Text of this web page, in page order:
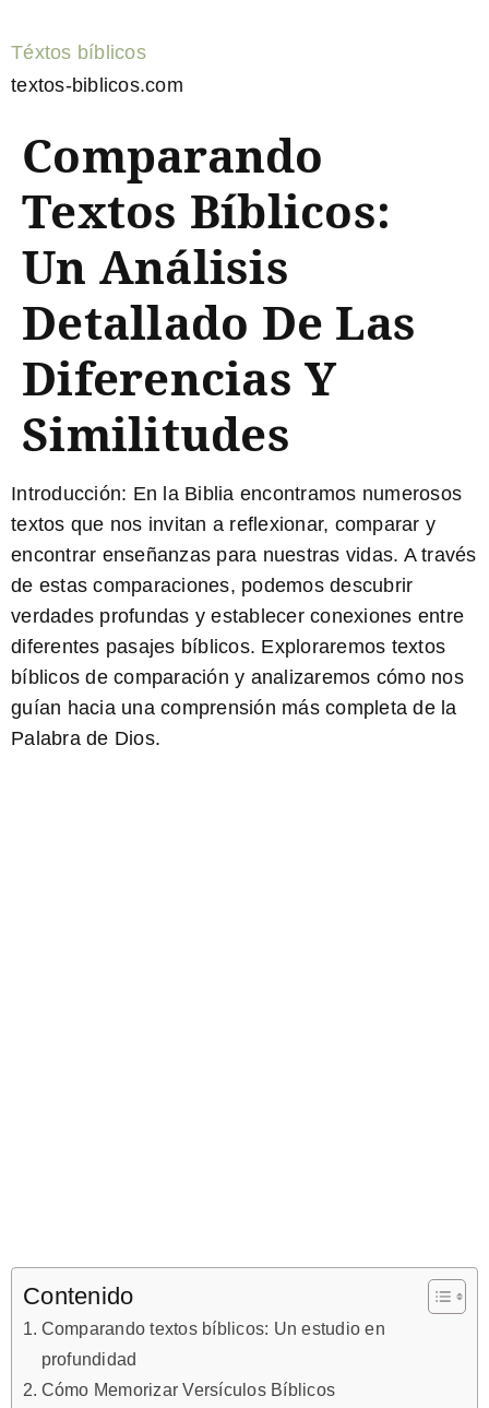
Téxtos bíblicos
textos-biblicos.com
Comparando
Textos Bíblicos:
Un Análisis
Detallado De Las
Diferencias Y
Similitudes
Introducción: En la Biblia encontramos numerosos
textos que nos invitan a reflexionar, comparar y
encontrar enseñanzas para nuestras vidas. A través
de estas comparaciones, podemos descubrir
verdades profundas y establecer conexiones entre
diferentes pasajes bíblicos. Exploraremos textos
bíblicos de comparación y analizaremos cómo nos
guían hacia una comprensión más completa de la
Palabra de Dios.
Contenido
Comparando textos bíblicos: Un estudio en
profundidad
Cómo Memorizar Versículos Bíblicos